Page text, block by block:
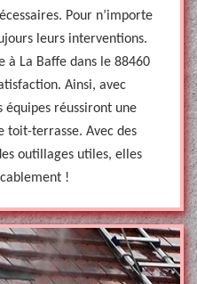
Pour n’importe
leurs interventions.
à La Baffe dans le 88460
Ainsi, avec
équipes réussiront une
toit-terrasse. Avec des
outillages utiles, elles
!